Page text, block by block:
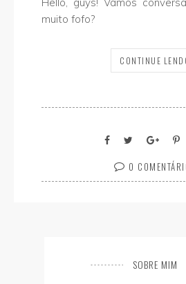
muito fofo?
CONTINUE
0
SOBRE MIM